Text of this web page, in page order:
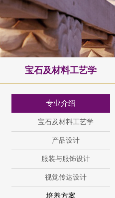
宝石及材料工艺学
专业介绍
宝石及材料工艺学
产品设计
服装与服饰设计
视觉传达设计
培养方案